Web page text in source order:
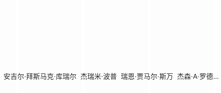
安吉尔·拜斯马克·库瑞尔 杰瑞米·波普 瑞恩·贾马尔·斯万 杰森·A·罗德里格斯